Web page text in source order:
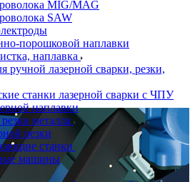
MIG/MAG
SAW
порошковой наплавки
наплавка
ручной лазерной сварки, резки,
станки лазерной сварки с ЧПУ
наплавки
металла
резки
станки
машины